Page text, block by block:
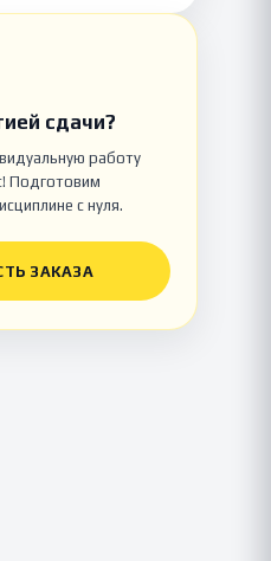
сдачи?
работу
Подготовим
с нуля.
ЗАКАЗА